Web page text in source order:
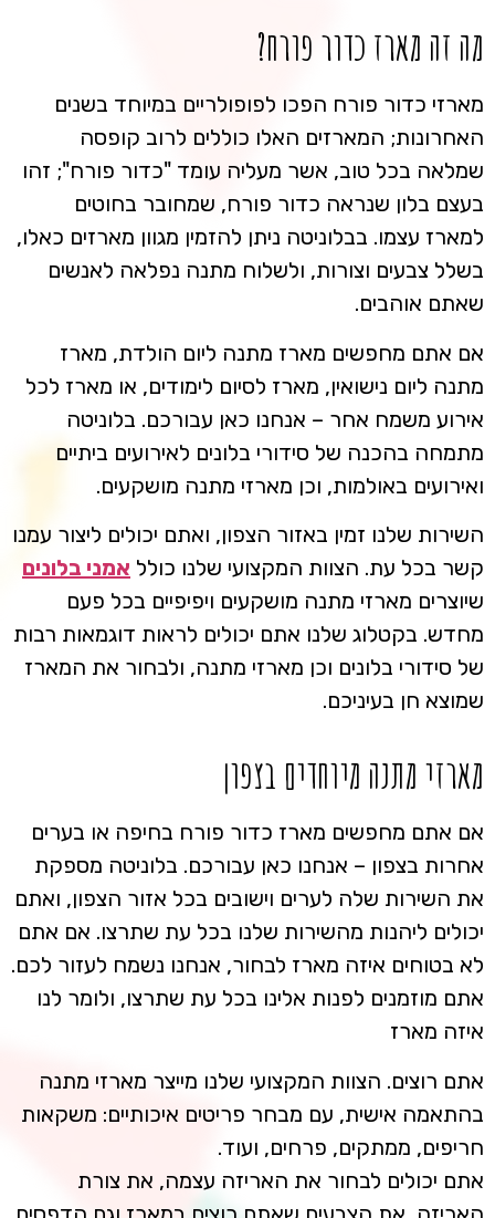
מה זה מארז כדור פורח?
מארזי כדור פורח הפכו לפופולריים במיוחד בשנים
האחרונות; המארזים האלו כוללים לרוב קופסה
שמלאה בכל טוב, אשר מעליה עומד "כדור פורח"; זהו
בעצם בלון שנראה כדור פורח, שמחובר בחוטים
למארז עצמו. בבלוניטה ניתן להזמין מגוון מארזים כאלו,
בשלל צבעים וצורות, ולשלוח מתנה נפלאה לאנשים
שאתם אוהבים.
אם אתם מחפשים מארז מתנה ליום הולדת, מארז
מתנה ליום נישואין, מארז לסיום לימודים, או מארז לכל
אירוע משמח אחר – אנחנו כאן עבורכם. בלוניטה
מתמחה בהכנה של סידורי בלונים לאירועים ביתיים
ואירועים באולמות, וכן מארזי מתנה מושקעים.
השירות שלנו זמין באזור הצפון, ואתם יכולים ליצור עמנו
קשר בכל עת. הצוות המקצועי שלנו כולל אמני בלונים
שיוצרים מארזי מתנה מושקעים ויפיפיים בכל פעם
מחדש. בקטלוג שלנו אתם יכולים לראות דוגמאות רבות
של סידורי בלונים וכן מארזי מתנה, ולבחור את המארז
שמוצא חן בעיניכם.
מארזי מתנה מיוחדים בצפון
אם אתם מחפשים מארז כדור פורח בחיפה או בערים
אחרות בצפון – אנחנו כאן עבורכם. בלוניטה מספקת
את השירות שלה לערים וישובים בכל אזור הצפון, ואתם
יכולים ליהנות מהשירות שלנו בכל עת שתרצו. אם אתם
לא בטוחים איזה מארז לבחור, אנחנו נשמח לעזור לכם.
אתם מוזמנים לפנות אלינו בכל עת שתרצו, ולומר לנו
איזה מארז
אתם רוצים. הצוות המקצועי שלנו מייצר מארזי מתנה
בהתאמה אישית, עם מבחר פריטים איכותיים: משקאות
חריפים, ממתקים, פרחים, ועוד.
אתם יכולים לבחור את האריזה עצמה, את צורת